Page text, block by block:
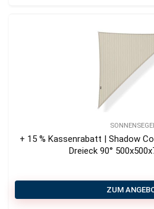
+ 15 % Kassenrabatt | Shadow
Dreieck 90°
ZUM